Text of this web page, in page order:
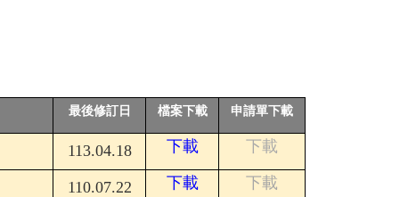
最後修訂日 檔案下載 申請單下載
113.04.18 下載 下載
110.07.22 下載 下載